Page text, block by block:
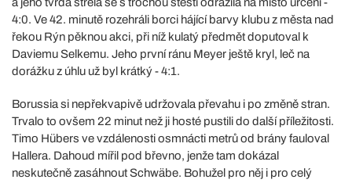
4:0. Ve 42. minutě rozehráli borci hájící barvy klubu z města nad
řekou Rýn pěknou akci, při níž kulatý předmět doputoval k
Daviemu Selkemu. Jeho první ránu Meyer ještě kryl, leč na
dorážku z úhlu už byl krátký - 4:1.
Borussia si nepřekvapivě udržovala převahu i po změně stran.
Trvalo to ovšem 22 minut než ji hosté pustili do další příležitosti.
Timo Hübers ve vzdálenosti osmnácti metrů od brány fauloval
Hallera. Dahoud mířil pod břevno, jenže tam dokázal
neskutečně zasáhnout Schwäbe. Bohužel pro něj i pro celý